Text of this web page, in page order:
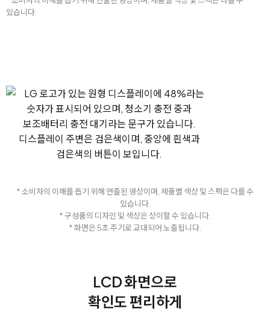
있습니다.
* 소비자의 이해를 돕기 위해 연출된 영상이며, 제품별 색상 및 스펙은 다를 수
있습니다.
* 구성품의 디자인 및 색상은 상이할 수 있습니다.
* 화면은 5초 주기로 교대되어 노출됩니다.
LCD 화면으로
확인도 편리하게